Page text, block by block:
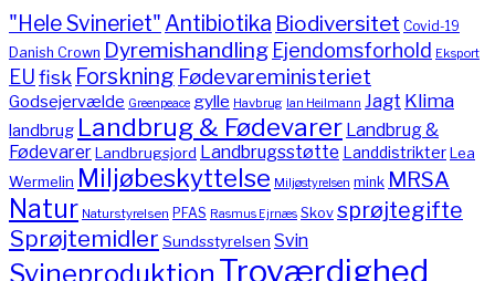
"Hele Svineriet" Antibiotika Biodiversitet Covid-19
Danish Crown Dyremishandling Ejendomsforhold Eksport
EUfisk Forskning Fødevareministeriet
Godsejervælde Greenpeace gylle Havbrug Ian Heilmann Jagt Klima
landbrug Landbrug & Fødevarer Landbrug &
FødevarerLandbrugsjord Landbrugsstøtte LanddistrikterLea
Wermelin Miljøbeskyttelse Miljøstyrelsen mink MRSA
Natur Naturstyrelsen PFAS Rasmus Ejrnæs Skov sprøjtegifte
Sprøjtemidler Sundsstyrelsen Svin
Svineproduktion Troværdighed